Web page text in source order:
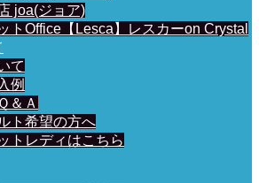
joa(ジョア)
トOffice【Lesca】レスカーon Crystal
て
例
＆Ａ
ト希望の方へ
トレディはこちら